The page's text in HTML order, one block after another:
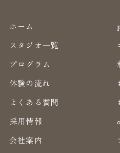
ホーム
スタジオ一覧
プログラム
体験の流れ
よくある質問
採用情報
会社案内